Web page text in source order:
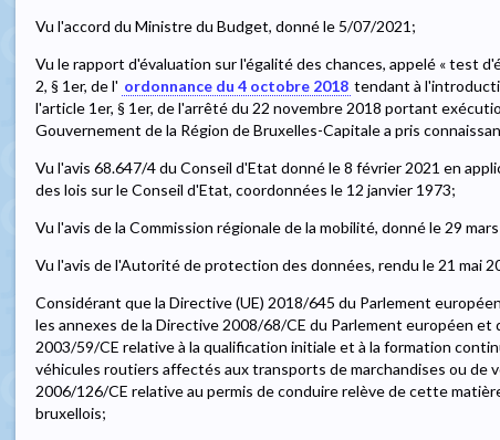
Vu l'accord du Ministre du Budget, donné le 5/07/2021;
Vu le rapport d'évaluation sur l'égalité des chances, appelé « test
2, § 1er, de l' ordonnance du 4 octobre 2018 tendant à
l'article 1er, § 1er, de l'arrêté du 22 novembre 2018 portant
Gouvernement de la Région de Bruxelles-Capitale a pris
Vu l'avis 68.647/4 du Conseil d'Etat donné le 8 février 2021 en
des lois sur le Conseil d'Etat, coordonnées le 12 janvier 1973;
Vu l'avis de la Commission régionale de la mobilité, donné le 29
Vu l'avis de l'Autorité de protection des données, rendu le 21 mai
Considérant que la Directive (UE) 2018/645 du Parlement
les annexes de la Directive 2008/68/CE du Parlement européen et
2003/59/CE relative à la qualification initiale et à la formation
véhicules routiers affectés aux transports de marchandises ou de
2006/126/CE relative au permis de conduire relève de cette
bruxellois;